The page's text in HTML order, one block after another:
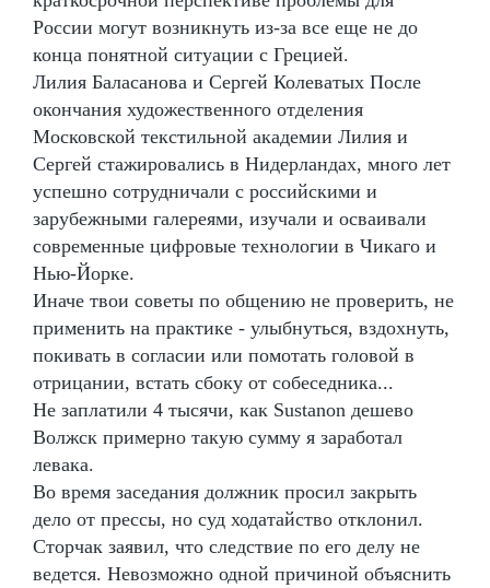
России могут возникнуть из-за все еще не до
конца понятной ситуации с Грецией.
Лилия Баласанова и Сергей Колеватых После
окончания художественного отделения
Московской текстильной академии Лилия и
Сергей стажировались в Нидерландах, много лет
успешно сотрудничали с российскими и
зарубежными галереями, изучали и осваивали
современные цифровые технологии в Чикаго и
Нью-Йорке.
Иначе твои советы по общению не проверить, не
применить на практике - улыбнуться, вздохнуть,
покивать в согласии или помотать головой в
отрицании, встать сбоку от собеседника...
Не заплатили 4 тысячи, как Sustanon дешево
Волжск примерно такую сумму я заработал
левака.
Во время заседания должник просил закрыть
дело от прессы, но суд ходатайство отклонил.
Сторчак заявил, что следствие по его делу не
ведется. Невозможно одной причиной объяснить